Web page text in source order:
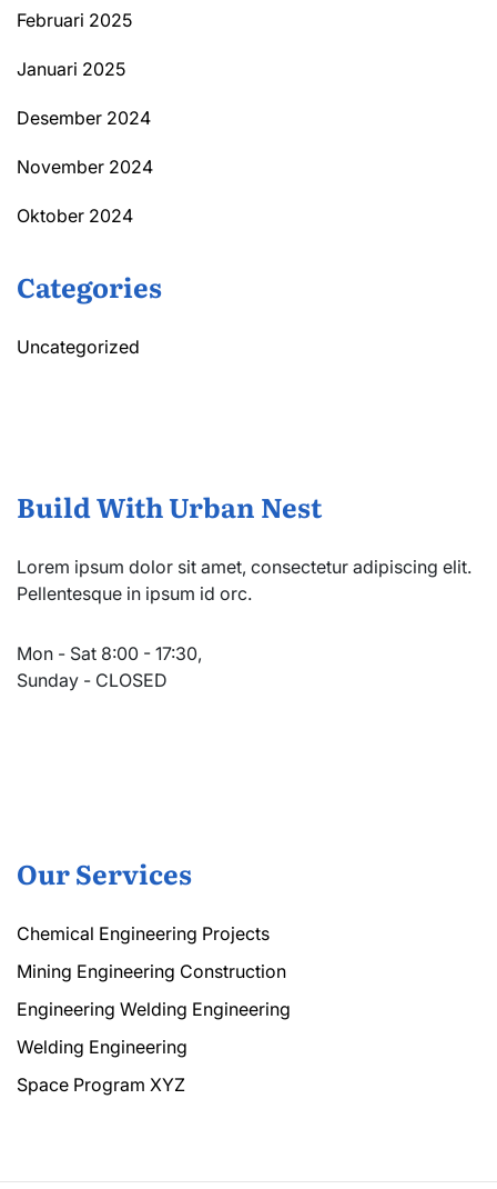
Februari 2025
Januari 2025
Desember 2024
November 2024
Oktober 2024
Categories
Uncategorized
Build With Urban Nest
Lorem ipsum dolor sit amet, consectetur adipiscing elit.
Pellentesque in ipsum id orc.
Mon - Sat 8:00 - 17:30,
Sunday - CLOSED
Our Services
Chemical Engineering Projects
Mining Engineering Construction
Engineering Welding Engineering
Welding Engineering
Space Program XYZ